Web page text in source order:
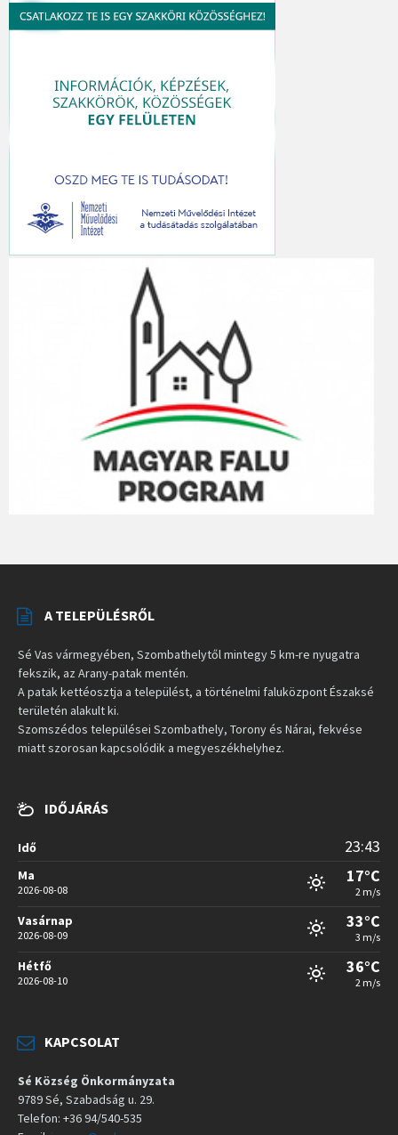
A TELEPÜLÉSRŐL
Sé Vas vármegyében, Szombathelytől mintegy 5 km-re nyugatra
fekszik, az Arany-patak mentén.
A patak kettéosztja a települést, a történelmi faluközpont Északsé
területén alakult ki.
Szomszédos települései Szombathely, Torony és Nárai, fekvése
miatt szorosan kapcsolódik a megyeszékhelyhez.
IDŐJÁRÁS
Idő 23:43
Ma
2026-08-08
17°C
2 m/s
Vasárnap
2026-08-09
33°C
3 m/s
Hétfő
2026-08-10
36°C
2 m/s
KAPCSOLAT
Sé Község Önkormányzata
9789 Sé, Szabadság u. 29.
Telefon: +36 94/540-535